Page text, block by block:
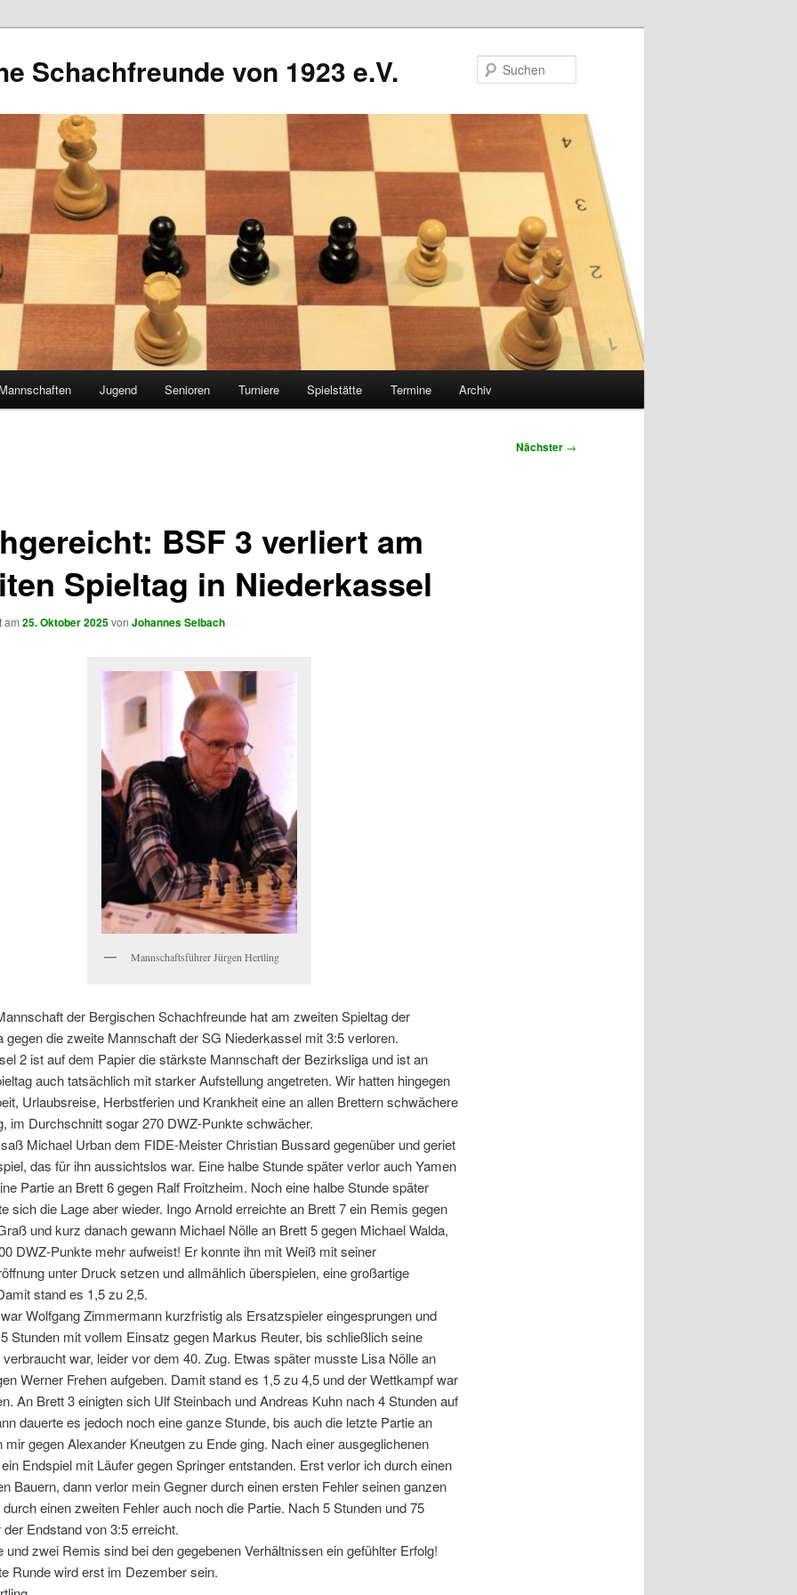
Schachfreunde von 1923 e.V.
Mannschaften Jugend Senioren Turniere Spielstätte Termine Archiv
Nächster →
BSF 3 verliert am
Spieltag in Niederkassel
am 25. Oktober 2025von Johannes Selbach
Mannschaftsführer Jürgen Hertling
der Bergischen Schachfreunde hat am zweiten Spieltag der
gegen die zweite Mannschaft der SG Niederkassel mit 3:5 verloren.
2 ist auf dem Papier die stärkste Mannschaft der Bezirksliga und ist an
auch tatsächlich mit starker Aufstellung angetreten. Wir hatten hingegen
Urlaubsreise, Herbstferien und Krankheit eine an allen Brettern schwächere
im Durchschnitt sogar 270 DWZ-Punkte schwächer.
Michael Urban dem FIDE-Meister Christian Bussard gegenüber und geriet
das für ihn aussichtslos war. Eine halbe Stunde später verlor auch Yamen
Partie an Brett 6 gegen Ralf Froitzheim. Noch eine halbe Stunde später
sich die Lage aber wieder. Ingo Arnold erreichte an Brett 7 ein Remis gegen
und kurz danach gewann Michael Nölle an Brett 5 gegen Michael Walda,
DWZ-Punkte mehr aufweist! Er konnte ihn mit Weiß mit seiner
unter Druck setzen und allmählich überspielen, eine großartige
stand es 1,5 zu 2,5.
Wolfgang Zimmermann kurzfristig als Ersatzspieler eingesprungen und
Stunden mit vollem Einsatz gegen Markus Reuter, bis schließlich seine
war, leider vor dem 40. Zug. Etwas später musste Lisa Nölle an
Werner Frehen aufgeben. Damit stand es 1,5 zu 4,5 und der Wettkampf war
An Brett 3 einigten sich Ulf Steinbach und Andreas Kuhn nach 4 Stunden auf
dauerte es jedoch noch eine ganze Stunde, bis auch die letzte Partie an
mir gegen Alexander Kneutgen zu Ende ging. Nach einer ausgeglichenen
Endspiel mit Läufer gegen Springer entstanden. Erst verlor ich durch einen
Bauern, dann verlor mein Gegner durch einen ersten Fehler seinen ganzen
durch einen zweiten Fehler auch noch die Partie. Nach 5 Stunden und 75
Endstand von 3:5 erreicht.
und zwei Remis sind bei den gegebenen Verhältnissen ein gefühlter Erfolg!
Runde wird erst im Dezember sein.